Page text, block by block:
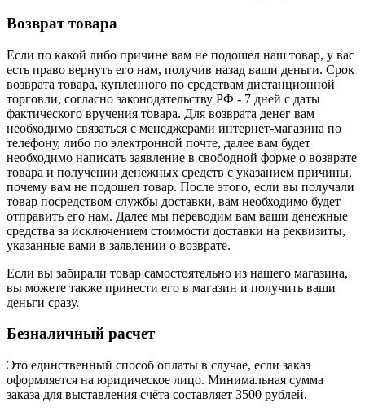
Возврат товара
Если по какой либо причине вам не подошел наш товар, у вас
есть право вернуть его нам, получив назад ваши деньги. Срок
возврата товара, купленного по средствам дистанционной
торговли, согласно законодательству РФ - 7 дней с даты
фактического вручения товара. Для возврата денег вам
необходимо связаться с менеджерами интернет-магазина по
телефону, либо по электронной почте, далее вам будет
необходимо написать заявление в свободной форме о возврате
товара и получении денежных средств с указанием причины,
почему вам не подошел товар. После этого, если вы получали
товар посредством службы доставки, вам необходимо будет
отправить его нам. Далее мы переводим вам ваши денежные
средства за исключением стоимости доставки на реквизиты,
указанные вами в заявлении о возврате.
Если вы забирали товар самостоятельно из нашего магазина,
вы можете также принести его в магазин и получить ваши
деньги сразу.
Безналичный расчет
Это единственный способ оплаты в случае, если заказ
оформляется на юридическое лицо. Минимальная сумма
заказа для выставления счёта составляет 3500 рублей.